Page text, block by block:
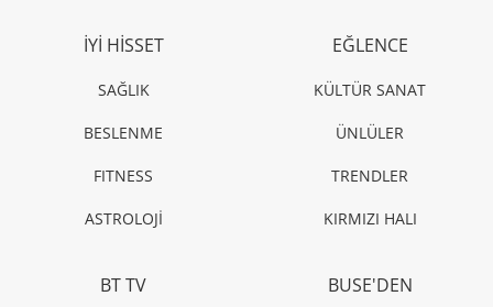
İYİ HİSSET
SAĞLIK
BESLENME
FITNESS
ASTROLOJİ
EĞLENCE
KÜLTÜR SANAT
ÜNLÜLER
TRENDLER
KIRMIZI HALI
BT TV BUSE'DEN